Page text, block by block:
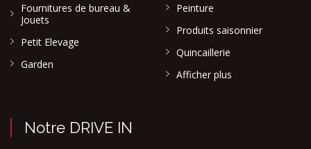
Fournitures de bureau &
Jouets
Petit Elevage
Garden
Peinture
Produits saisonnier
Quincaillerie
Afficher plus
Notre DRIVE IN